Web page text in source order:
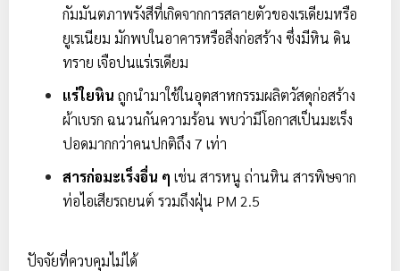
กัมมันตภาพรังสีที่เกิดจากการสลายตัวของเรเดียมหรือ
ยูเรเนียม มักพบในอาคารหรือสิ่งก่อสร้าง ซึ่งมีหิน ดิน
ทราย เจือปนแร่เรเดียม
แร่ใยหิน ถูกนำมาใช้ในอุตสาหกรรมผลิตวัสดุก่อสร้าง
ผ้าเบรก ฉนวนกันความร้อน พบว่ามีโอกาสเป็นมะเร็ง
ปอดมากกว่าคนปกติถึง 7 เท่า
สารก่อมะเร็งอื่น ๆ เช่น สารหนู ถ่านหิน สารพิษจาก
ท่อไอเสียรถยนต์ รวมถึงฝุ่น PM 2.5
ปัจจัยที่ควบคุมไม่ได้